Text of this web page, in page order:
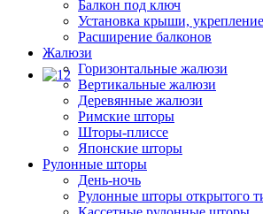
Балкон под ключ
Установка крыши,
Расширение балконов
Жалюзи
Горизонтальные жалюзи
Вертикальные жалюзи
Деревянные жалюзи
Римские шторы
Шторы-плиссе
Японские шторы
Рулонные шторы
День-ночь
Рулонные шторы открытого